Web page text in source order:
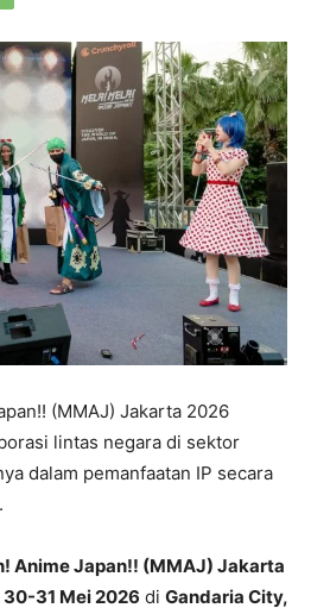
(MMAJ) Jakarta 2026
lintas negara di sektor
dalam pemanfaatan IP secara
Anime Japan!! (MMAJ) Jakarta
30-31 Mei 2026 di Gandaria City,